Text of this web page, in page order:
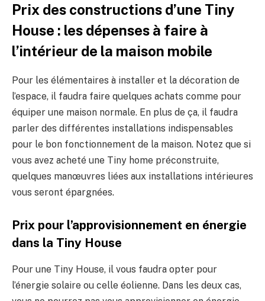
Prix des constructions d’une Tiny
House : les dépenses à faire à
l’intérieur de la maison mobile
Pour les élémentaires à installer et la décoration de
l’espace, il faudra faire quelques achats comme pour
équiper une maison normale. En plus de ça, il faudra
parler des différentes installations indispensables
pour le bon fonctionnement de la maison. Notez que si
vous avez acheté une Tiny home préconstruite,
quelques manœuvres liées aux installations intérieures
vous seront épargnées.
Prix pour l’approvisionnement en énergie
dans la Tiny House
Pour une Tiny House, il vous faudra opter pour
l’énergie solaire ou celle éolienne. Dans les deux cas,